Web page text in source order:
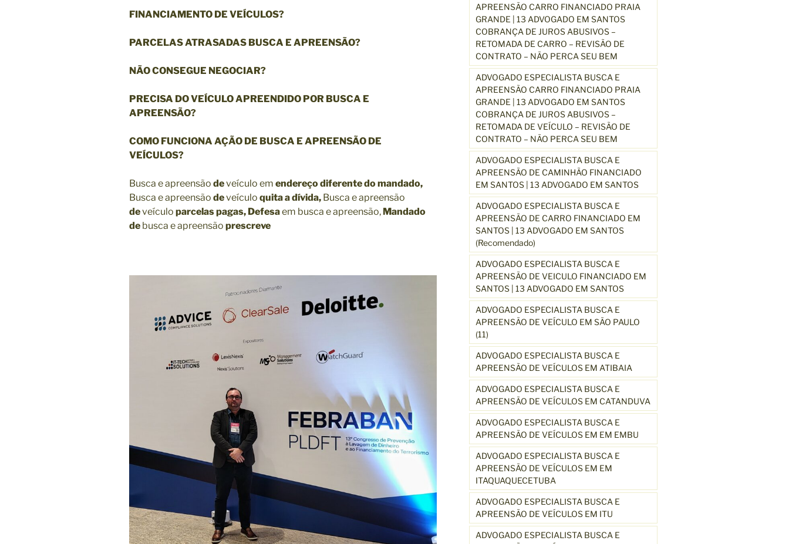
FINANCIAMENTO DE VEÍCULOS?
PARCELAS ATRASADAS BUSCA E APREENSÃO?
NÃO CONSEGUE NEGOCIAR?
PRECISA DO VEÍCULO APREENDIDO POR BUSCA E
APREENSÃO?
COMO FUNCIONA AÇÃO DE BUSCA E APREENSÃO DE
VEÍCULOS?
Busca e apreensão deveículo em endereço diferente do mandado,
Busca e apreensão deveículo quita a dívida, Busca e apreensão
deveículo parcelas pagas, Defesaem busca e apreensão, Mandado
de busca e apreensão prescreve
APREENSÃO CARRO FINANCIADO PRAIA
GRANDE | 13 ADVOGADO EM SANTOS
COBRANÇA DE JUROS ABUSIVOS –
RETOMADA DE CARRO – REVISÃO DE
CONTRATO – NÃO PERCA SEU BEM
ADVOGADO ESPECIALISTA BUSCA E
APREENSÃO CARRO FINANCIADO PRAIA
GRANDE | 13 ADVOGADO EM SANTOS
COBRANÇA DE JUROS ABUSIVOS –
RETOMADA DE VEÍCULO – REVISÃO DE
CONTRATO – NÃO PERCA SEU BEM
ADVOGADO ESPECIALISTA BUSCA E
APREENSÃO DE CAMINHÃO FINANCIADO
EM SANTOS | 13 ADVOGADO EM SANTOS
ADVOGADO ESPECIALISTA BUSCA E
APREENSÃO DE CARRO FINANCIADO EM
SANTOS | 13 ADVOGADO EM SANTOS
(Recomendado)
ADVOGADO ESPECIALISTA BUSCA E
APREENSÃO DE VEICULO FINANCIADO EM
SANTOS | 13 ADVOGADO EM SANTOS
ADVOGADO ESPECIALISTA BUSCA E
APREENSÃO DE VEÍCULO EM SÃO PAULO
(11)
ADVOGADO ESPECIALISTA BUSCA E
APREENSÃO DE VEÍCULOS EM ATIBAIA
ADVOGADO ESPECIALISTA BUSCA E
APREENSÃO DE VEÍCULOS EM CATANDUVA
ADVOGADO ESPECIALISTA BUSCA E
APREENSÃO DE VEÍCULOS EM EM EMBU
ADVOGADO ESPECIALISTA BUSCA E
APREENSÃO DE VEÍCULOS EM EM
ITAQUAQUECETUBA
ADVOGADO ESPECIALISTA BUSCA E
APREENSÃO DE VEÍCULOS EM ITU
ADVOGADO ESPECIALISTA BUSCA E